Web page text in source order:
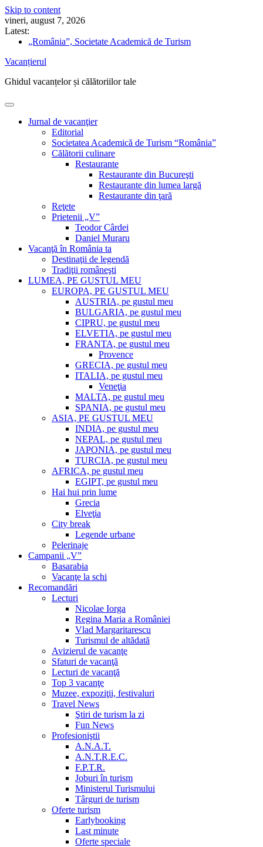
Skip to content
vineri, august 7, 2026
Latest:
„România”, Societate Academică de Turism
Nicolae Iorga: Din Italia. Veneţia (9) „Doi gladiatori de
5 sfaturi pentru drumeții în pandemie
Vacanțierul
Ghidul vacanțelor și călătoriilor tale
Jurnal de vacanţier
Editorial
Societatea Academică de Turism “România”
Călătorii culinare
Restaurante
Restaurante din Bucureşti
Restaurante din lumea largă
Restaurante din ţară
Reţete
Prietenii „V”
Teodor Cârdei
Daniel Muraru
Vacanţă în România ta
Destinaţii de legendă
Tradiţii româneşti
LUMEA, PE GUSTUL MEU
EUROPA, PE GUSTUL MEU
AUSTRIA, pe gustul meu
BULGARIA, pe gustul meu
CIPRU, pe gustul meu
ELVETIA, pe gustul meu
FRANTA, pe gustul meu
Provence
GRECIA, pe gustul meu
ITALIA, pe gustul meu
Veneţia
MALTA, pe gustul meu
SPANIA, pe gustul meu
ASIA, PE GUSTUL MEU
INDIA, pe gustul meu
NEPAL, pe gustul meu
JAPONIA, pe gustul meu
TURCIA, pe gustul meu
AFRICA, pe gustul meu
EGIPT, pe gustul meu
Hai hui prin lume
Grecia
Elveţia
City break
Legende urbane
Pelerinaje
Campanii „V”
Basarabia
Vacanţe la schi
Recomandări
Lecturi
Nicolae Iorga
Regina Maria a României
Vlad Margaritarescu
Turismul de altădată
Avizierul de vacanţe
Sfaturi de vacanţă
Lecturi de vacanţă
Top 3 vacanţe
Muzee, expoziţii, festivaluri
Travel News
Ştiri de turism la zi
Fun News
Profesioniştii
A.N.A.T.
A.N.T.R.E.C.
F.P.T.R.
Joburi în turism
Ministerul Turismului
Târguri de turism
Oferte turism
Earlybooking
Last minute
Oferte speciale